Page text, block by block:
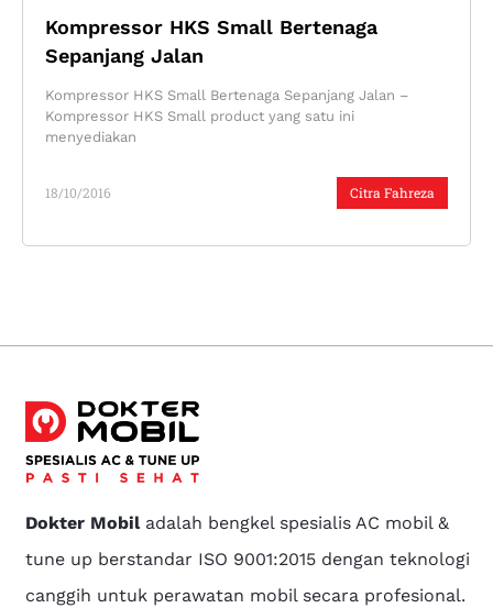
Kompressor HKS Small Bertenaga
Sepanjang Jalan
Citra Fahreza
18/10/2016
Kompressor HKS Small Bertenaga Sepanjang Jalan –
Kompressor HKS Small product yang satu ini
menyediakan
Dokter Mobiladalah bengkel spesialis AC mobil &
tune up berstandar ISO 9001:2015 dengan teknologi
canggih untuk perawatan mobil secara profesional.